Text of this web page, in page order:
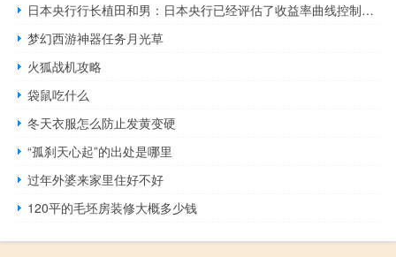
日本央行行长植田和男：日本央行已经评估了收益率曲线控制（YCC）的成本和好处不认为10年期国债收益率会大幅超过1%
梦幻西游神器任务月光草
火狐战机攻略
袋鼠吃什么
冬天衣服怎么防止发黄变硬
“孤刹天心起”的出处是哪里
过年外婆来家里住好不好
120平的毛坯房装修大概多少钱